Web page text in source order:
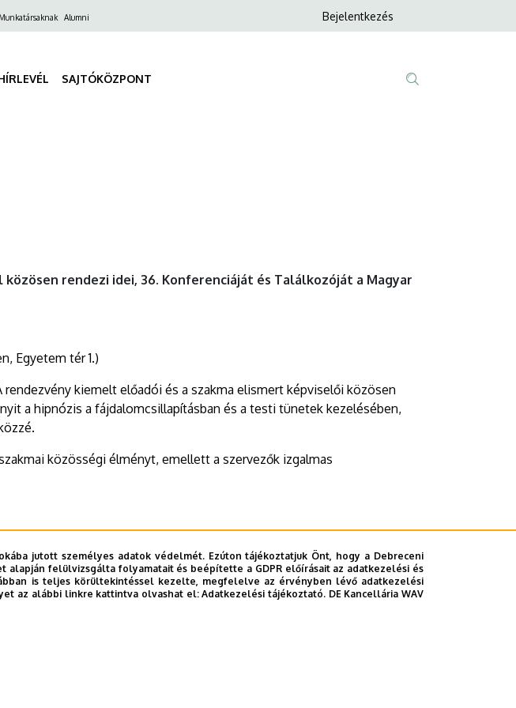
Munkatársaknak Alumni
Anonim
Bejelentkezés
SAJTÓKÖZPONT
rendezi idei, 36. Konferenciáját és Találkozóját a Magyar
Egyetem tér 1.)
kiemelt előadói és a szakma elismert képviselői közösen
a hipnózis a fájdalomcsillapításban és a testi tünetek kezelésében,
közösségi élményt, emellett a szervezők izgalmas
jutott személyes adatok védelmét. Ezúton tájékoztatjuk Önt, hogy a Debreceni
alapján felülvizsgálta folyamatait és beépítette a GDPR előírásait az adatkezelési és
is teljes körültekintéssel kezelte, megfelelve az érvényben lévő adatkezelési
az alábbi linkre kattintva olvashat el:Adatkezelési tájékoztató. DE Kancellária WAV